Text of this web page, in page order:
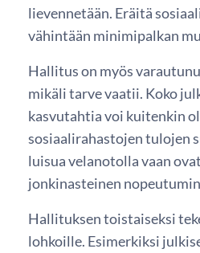
lievennetään. Eräitä
vähintään minimipalkan
Hallitus on myös
mikäli tarve vaatii. Koko
kasvutahtia voi kuitenkin
sosiaalirahastojen tulojen
luisua velanotolla vaan
jonkinasteinen
Hallituksen toistaiseksi
lohkoille. Esimerkiksi